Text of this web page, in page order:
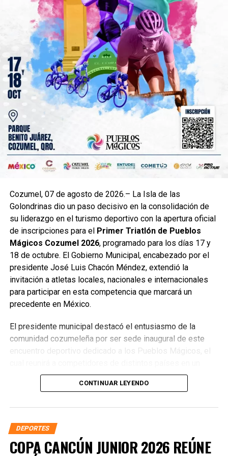
Cozumel, 07 de agosto de 2026.– La Isla de las
Golondrinas dio un paso decisivo en la consolidación de
su liderazgo en el turismo deportivo con la apertura oficial
de inscripciones para el Primer Triatlón de Pueblos
Mágicos Cozumel 2026, programado para los días 17 y
18 de octubre. El Gobierno Municipal, encabezado por el
presidente José Luis Chacón Méndez, extendió la
invitación a atletas locales, nacionales e internacionales
para participar en esta competencia que marcará un
precedente en México.
El presidente municipal destacó el entusiasmo de la
comunidad cozumeleña por ser sede inaugural de este
encuentro deportivo dedicado a los Pueblos Mágicos, el
entorno privilegiado por su belleza natural, infraestructura
y hospitalidad. Subrayó que este evento refuerza la visión
Chacón Méndez reconoció el respaldo de la presidenta de
México, Claudia Sheinbaum Pardo, y de la gobernadora de
CONTINUAR LEYENDO
DEPORTES
COPA CANCÚN JUNIOR 2026 REÚNE